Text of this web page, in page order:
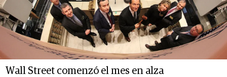
Wall Street comenzó el mes en alza